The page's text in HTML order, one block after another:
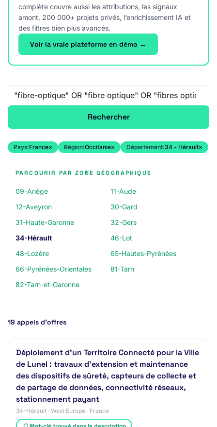
complète couvre aussi les attributions, les signaux
amont, 200 000+ projets privés, l’enrichissement IA et
des filtres bien plus avancés.
Voir la vraie plateforme en démo →
Recherche libre
Rechercher
Pays:France× Région:Occitanie× Département:34 - Hérault×
PARCOURIR PAR ZONE GÉOGRAPHIQUE
09-Ariège
11-Aude
12-Aveyron
30-Gard
31-Haute-Garonne
32-Gers
34-Hérault
46-Lot
48-Lozère
65-Hautes-Pyrénées
66-Pyrénées-Orientales
81-Tarn
82-Tarn-et-Garonne
19 appels d’offres
Déploiement d'un Territoire Connecté pour la Ville
de Lunel : travaux d'extension et maintenance
des dispositifs de sûreté, capteurs de collecte et
de partage de données, connectivité réseaux,
stationnement payant
34-Hérault · West Europe · France